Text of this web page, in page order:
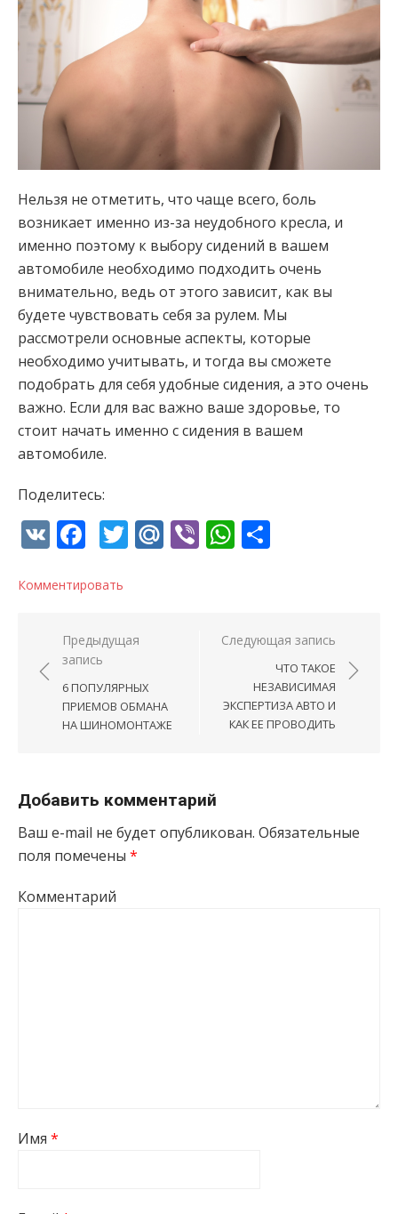
Нельзя не отметить, что чаще всего, боль
возникает именно из-за неудобного кресла, и
именно поэтому к выбору сидений в вашем
автомобиле необходимо подходить очень
внимательно, ведь от этого зависит, как вы
будете чувствовать себя за рулем. Мы
рассмотрели основные аспекты, которые
необходимо учитывать, и тогда вы сможете
подобрать для себя удобные сидения, а это очень
важно. Если для вас важно ваше здоровье, то
стоит начать именно с сидения в вашем
автомобиле.
Поделитесь:
VK Facebook
Twitter
Mail.Ru
ViberWhatsApp
Комментировать
Навигация по записям
Предыдущая
запись
6 ПОПУЛЯРНЫХ
ПРИЕМОВ ОБМАНА
НА ШИНОМОНТАЖЕ
Следующая запись
ЧТО ТАКОЕ
НЕЗАВИСИМАЯ
ЭКСПЕРТИЗА АВТО И
КАК ЕЕ ПРОВОДИТЬ
Добавить комментарий
Ваш e-mail не будет опубликован. Обязательные
поля помечены *
Комментарий
Имя *